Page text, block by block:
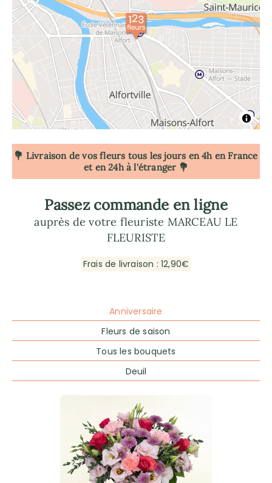
💐 Livraison de vos fleurs tous les jours en 4h en France
et en 24h à l'étranger 💐
Passez commande en ligne
auprès de votre fleuriste MARCEAU LE
FLEURISTE
Frais de livraison : 12,90€
Anniversaire
Fleurs de saison
Tous les bouquets
Deuil